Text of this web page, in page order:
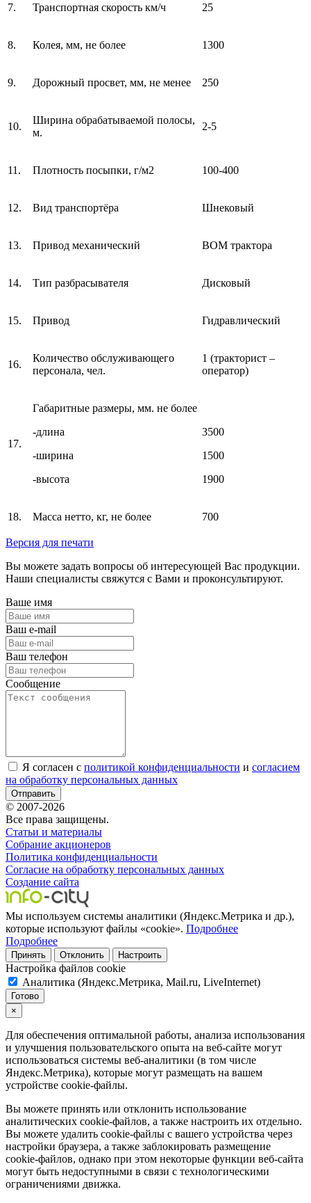
7. Транспортная скорость км/ч 25
8. Колея, мм, не более 1300
9. Дорожный просвет, мм, не менее 250
10.
Ширина обрабатываемой полосы,
м.
2-5
11. Плотность посыпки, г/м2 100-400
12. Вид транспортёра Шнековый
13. Привод механический BOM трактора
14. Тип разбрасывателя Дисковый
15. Привод Гидравлический
16.
Количество обслуживающего
персонала, чел.
1 (тракторист –
оператор)
17.
Габаритные размеры, мм. не более
-длина
-ширина
-высота
3500
1500
1900
18. Масса нетто, кг, не более 700
Версия для печати
Вы можете задать вопросы об интересующей Вас продукции.
Наши специалисты свяжутся с Вами и проконсультируют.
Ваше имя
Ваш e-mail
Ваш телефон
Сообщение
Я согласен с политикой конфиденциальности и согласием
на обработку персональных данных
Отправить
© 2007-2026
Все права защищены.
Статьи и материалы
Собрание акционеров
Политика конфиденциальности
Согласие на обработку персональных данных
Создание сайта
Мы используем системы аналитики (Яндекс.Метрика и др.),
которые используют файлы «cookie». Подробнее
Подробнее
Принять Отклонить Настроить
Настройка файлов cookie
Аналитика (Яндекс.Метрика, Mail.ru, LiveInternet)
Готово
×
Для обеспечения оптимальной работы, анализа использования
и улучшения пользовательского опыта на веб-сайте могут
использоваться системы веб-аналитики (в том числе
Яндекс.Метрика), которые могут размещать на вашем
устройстве cookie-файлы.
Вы можете принять или отклонить использование
аналитических cookie-файлов, а также настроить их отдельно.
Вы можете удалить cookie-файлы с вашего устройства через
настройки браузера, а также заблокировать размещение
cookie-файлов, однако при этом некоторые функции веб-сайта
могут быть недоступными в связи с технологическими
ограничениями движка.